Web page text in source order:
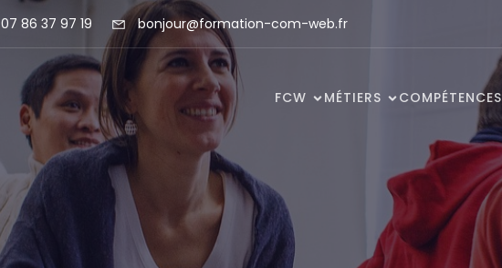
07 86 37 97 19 bonjour@formation-com-web.fr
FCW MÉTIERS COMPÉTENCES